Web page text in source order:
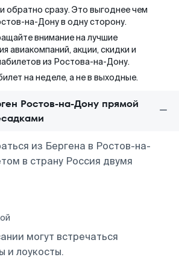
обратно сразу. Это выгоднее чем
на-Дону в одну сторону.
внимание на лучшие
авиакомпаний, акции, скидки и
из Ростова-на-Дону.
на неделе, а не в выходные.
Ростов-на-Дону прямой
из Бергена в Ростов-на-
в страну Россия двумя
могут встречаться
и лоукосты.